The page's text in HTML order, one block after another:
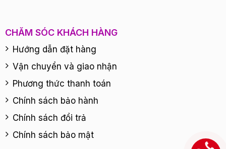
CHĂM SÓC KHÁCH HÀNG
Hướng dẫn đặt hàng
Vận chuyển và giao nhận
Phương thức thanh toán
Chính sách bảo hành
Chính sách đổi trả
Chính sách bảo mật